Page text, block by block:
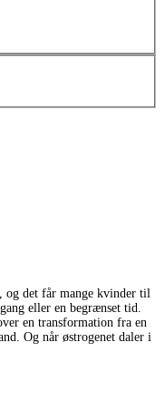
og det får mange kvinder til
eller en begrænset tid.
en transformation fra en
Og når østrogenet daler i